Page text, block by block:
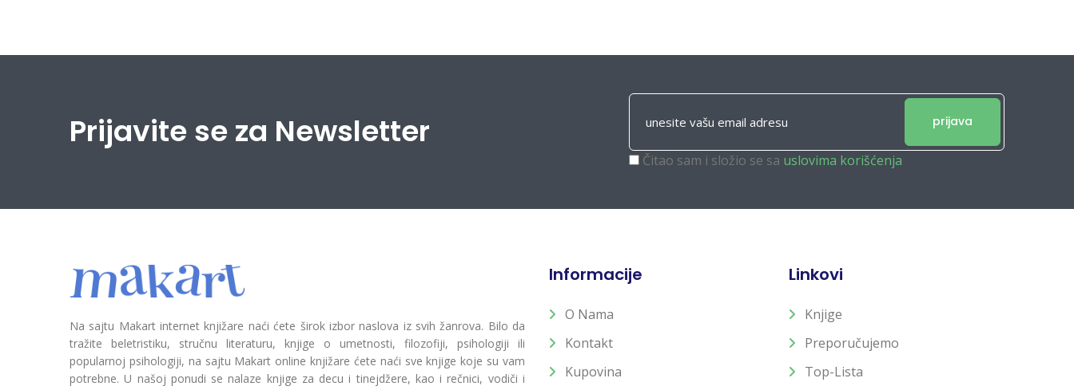
Prijavite se za Newsletter prijava
Čitao sam i složio se sa uslovima korišćenja
Na sajtu Makart internet knjižare naći ćete širok izbor naslova iz svih žanrova. Bilo da
tražite beletristiku, stručnu literaturu, knjige o umetnosti, filozofiji, psihologiji ili
popularnoj psihologiji, na sajtu Makart online knjižare ćete naći sve knjige koje su vam
potrebne. U našoj ponudi se nalaze knjige za decu i tinejdžere, kao i rečnici, vodiči i
Informacije
O Nama
Kontakt
Kupovina
Linkovi
Knjige
Preporučujemo
Top-Lista